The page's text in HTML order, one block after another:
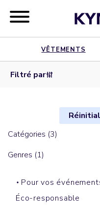
VÊTEMENTS
Filtré par
Catégories (3)
Genres (1)
Pour vos
Éco-responsable